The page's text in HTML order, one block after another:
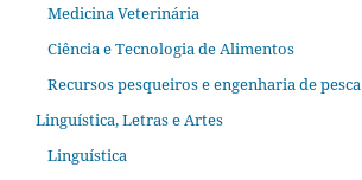
Medicina Veterinária
Ciência e Tecnologia de Alimentos
Recursos pesqueiros e engenharia de pesca
Linguística, Letras e Artes
Linguística